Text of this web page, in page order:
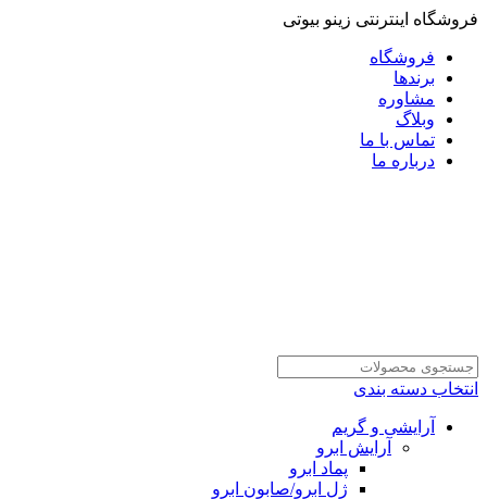
فروشگاه اینترنتی زینو بیوتی
فروشگاه
برندها
مشاوره
وبلاگ
تماس با ما
درباره ما
انتخاب دسته بندی
آرایشی و گریم
آرایش ابرو
پماد ابرو
ژل ابرو/صابون ابرو